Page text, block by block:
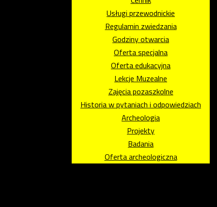
Usługi przewodnickie
Regulamin zwiedzania
Godziny otwarcia
Oferta specjalna
Oferta edukacyjna
Lekcje Muzealne
Zajęcia pozaszkolne
Historia w pytaniach i odpowiedziach
Archeologia
Projekty
Badania
Oferta archeologiczna